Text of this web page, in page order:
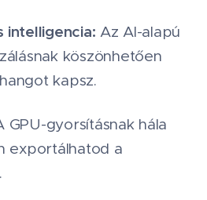
intelligencia: Az AI-alapú
köszönhetően
kapsz.
GPU-gyorsításnak hála
exportálhatod a